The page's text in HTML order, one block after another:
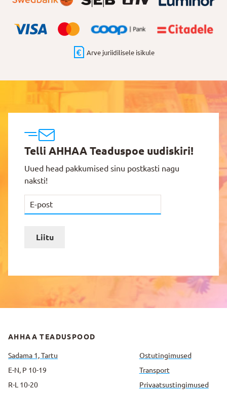
Arve juriidilisele isikule
Telli AHHAA Teaduspoe uudiskiri!
Uued head pakkumised sinu postkasti nagu
naksti!
Liitu
AHHAA TEADUSPOOD
Sadama 1, Tartu
E-N, P 10-19
R-L 10-20
Ostutingimused
Transport
Privaatsus­tingimused